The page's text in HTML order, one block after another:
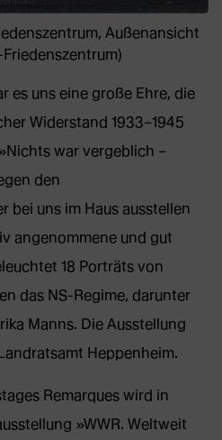
Außenansicht
es uns eine große Ehre, die
Widerstand 1933–1945
war vergeblich –
den
bei uns im Haus ausstellen
angenommene und gut
18 Porträts von
das NS-Regime, darunter
Manns. Die Ausstellung
Heppenheim.
Remarques wird in
»WWR. Weltweit